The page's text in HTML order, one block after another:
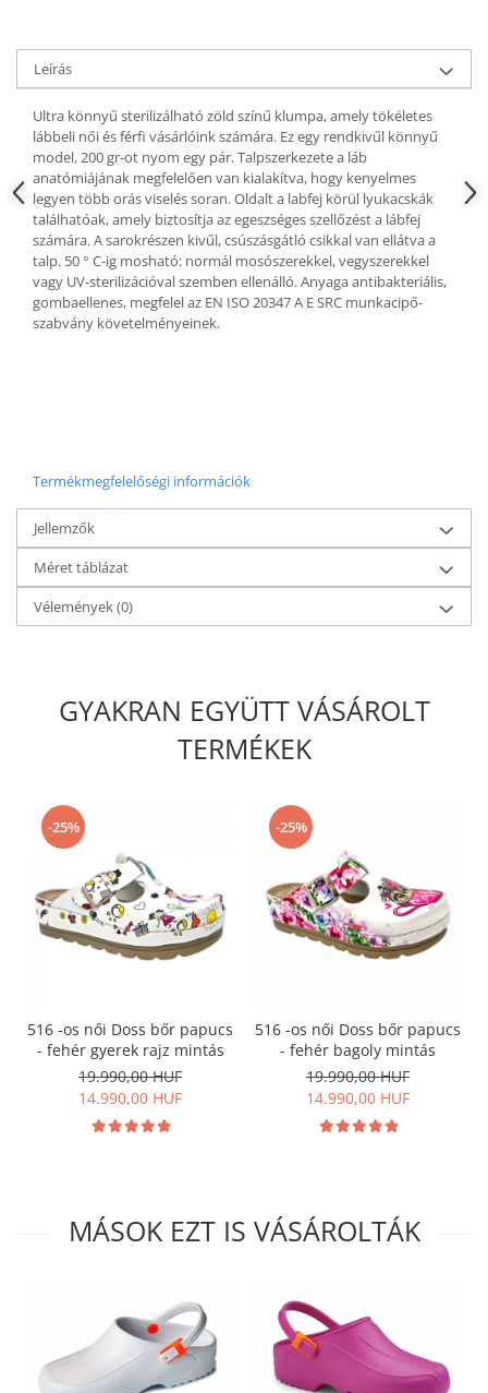
Leírás
Ultra könnyű sterilizálható zöld színű klumpa, amely tökéletes
lábbeli női és férfi vásárlóink számára. Ez egy rendkivűl könnyű
model, 200 gr-ot nyom egy pár. Talpszerkezete a láb
anatómiájának megfelelően van kialakítva, hogy kenyelmes
legyen több orás viselés soran. Oldalt a labfej körül lyukacskák
találhatóak, amely biztosítja az egeszséges szellőzést a lábfej
számára. A sarokrészen kivűl, csúszásgátló csikkal van ellátva a
talp. 50 ° C-ig mosható: normál mosószerekkel, vegyszerekkel
vagy UV-sterilizációval szemben ellenálló. Anyaga antibakteriális,
gombaellenes, megfelel az EN ISO 20347 A E SRC munkacipő-
szabvány követelményeinek.
Termékmegfelelőségi információk
Jellemzők
Méret táblázat
Vélemények(0)
GYAKRAN EGYÜTT VÁSÁROLT
TERMÉKEK
-25%
516 -os női Doss bőr papucs
- fehér gyerek rajz mintás
19.990,00 HUF
14.990,00 HUF
-25%
516 -os női Doss bőr papucs
- fehér bagoly mintás
19.990,00 HUF
14.990,00 HUF
MÁSOK EZT IS VÁSÁROLTÁK